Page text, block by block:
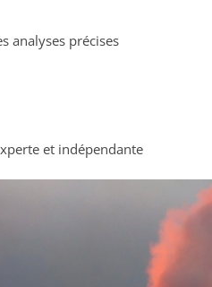
analyses précises
et indépendante